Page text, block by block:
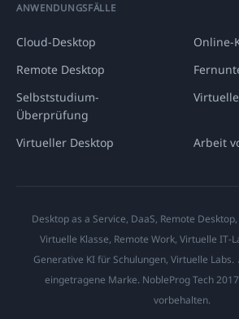
ANWENDUNGSFÄLLE
Cloud-Desktop
Online-
Remote Desktop
Selbststudium-
Überprüfung
Virtueller Desktop Arbeit
Desktop as a Service, DaaS, Remote
Virtuelle Klasse, Remote Work, Virtuelle IT-
Generative KI für Schulungen, Virtuelle Labs.
eingetragene Marke. NobleProg Tech
vorbehalten.